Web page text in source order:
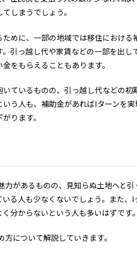
しまうでしょう。
めに、一部の地域では移住における
引っ越し代や家賃などの一部を出し
をもらえることもあります。
ているものの、引っ越し代などの初
う人も、補助金があればIターンを実
ります。
力があるものの、見知らぬ土地へと引
る人も少なくないでしょう。また、I
分からないという人も多いはずです
について解説していきます。